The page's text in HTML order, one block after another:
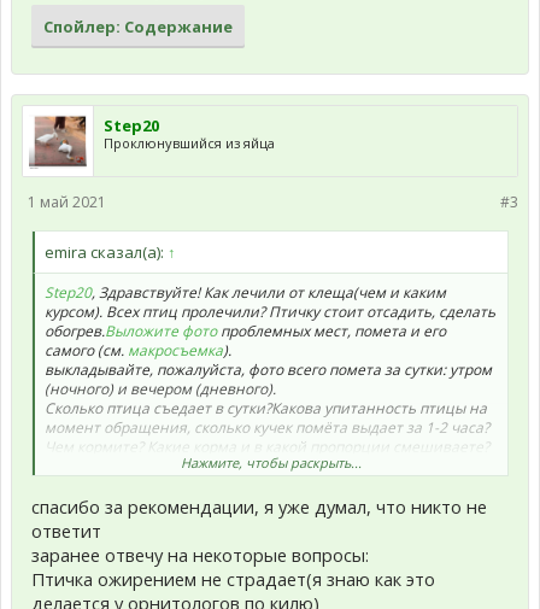
Спойлер: Содержание
Step20
Проклюнувшийся из яйца
#3
1 май 2021
emira сказал(а): ↑
Step20, Здравствуйте! Как лечили от клеща(чем и каким
курсом). Всех птиц пролечили? Птичку стоит отсадить, сделать
обогрев.Выложите фотопроблемных мест, помета и его
самого (см. макросъемка).
выкладывайте, пожалуйста, фото всего помета за сутки: утром
(ночного) и вечером (дневного).
Сколько птица съедает в сутки?Какова упитанность птицы на
момент обращения, сколько кучек помёта выдает за 1-2 часа?
Чем кормите? Какие корма и в какой пропорции смешиваете?
Понаблюдайте, есть ли еще какие-топризнаки недомогания
Еслихохлится, сделайтеобогрев.
Напишите в личку нашим консультантам
Zosia, попросите посмотреть Вашу тему. Дайте ссылку на Вашу
тему в письме.
Спойлер:Содержание
Нажмите, чтобы раскрыть...
спасибо за рекомендации, я уже думал, что никто не
ответит
заранее отвечу на некоторые вопросы:
Птичка ожирением не страдает(я знаю как это
делается у орнитологов по килю)